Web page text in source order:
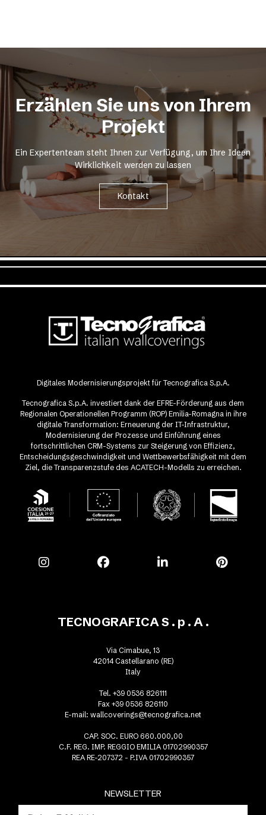
Erzählen Sie uns von Ihrem
Projekt
Ein Expertenteam steht Ihnen zur Verfügung, um Ihre Ideen
Wirklichkeit werden zu lassen
Kontakt
Digitales Modernisierungsprojekt für Tecnografica S.p.A.
Tecnografica S.p.A. investiert dank der EFRE-Förderung aus dem
Regionalen Operationellen Programm (ROP) Emilia-Romagna in ihre
digitale Transformation: Erneuerung der IT-Infrastruktur,
Modernisierung der Prozesse und Einführung eines
fortschrittlichen CRM-Systems zur Steigerung von Effizienz,
Entscheidungsgeschwindigkeit und Wettbewerbsfähigkeit mit dem
Ziel, die Transparenzstufe des ACATECH-Modells zu erreichen.
NEWSLETTER
TECNOGRAFICA S . p . A .
Via Cimabue, 13
42014 Castellarano (RE)
Italy
Tel. +39 0536 826111
Fax +39 0536 826110
E-mail: wallcoverings@tecnografica.net
CAP. SOC. EURO 660.000,00
C.F. REG. IMP. REGGIO EMILIA 01702990357
REA RE-207372 - P.IVA 01702990357